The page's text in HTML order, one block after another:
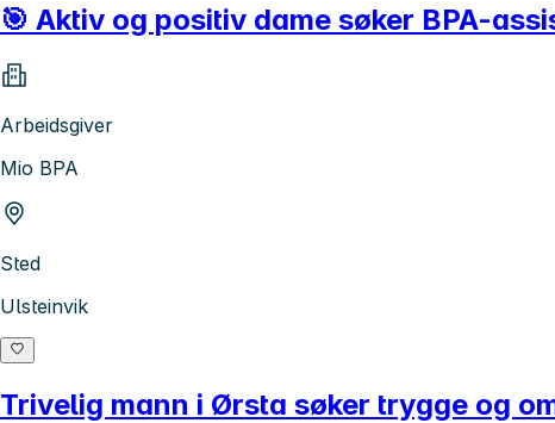
🎯 Aktiv og positiv dame søker BPA-
Arbeidsgiver
Mio BPA
Sted
Ulsteinvik
Trivelig mann i Ørsta søker trygge og